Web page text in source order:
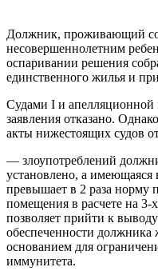
Должник, проживающий
несовершеннолетним
оспаривании решения
единственного жилья и
Судами I и апелляционной
заявления отказано.
акты нижестоящих судов
— злоупотреблений
установлено, а имеющаяся
превышает в 2 раза норму
помещения в расчете на 3-
позволяет прийти к
обеспеченности должника
основанием для
иммунитета.